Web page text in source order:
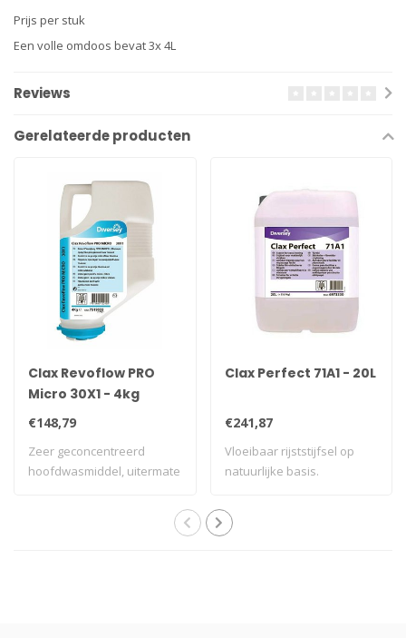
Prijs per stuk
Een volle omdoos bevat 3x 4L
Reviews
Gerelateerde producten
Clax Revoflow PRO
Micro 30X1 - 4kg
€148,79
Zeer geconcentreerd
hoofdwasmiddel, uitermate
Clax Perfect 71A1 - 20L
€241,87
Vloeibaar rijststijfsel op
natuurlijke basis.